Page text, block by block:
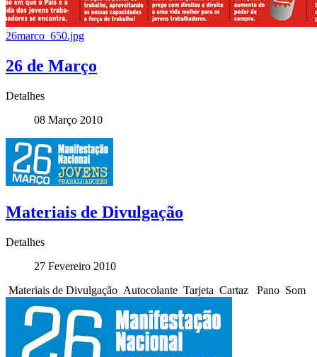
26marco_650.jpg
26 de Março
Detalhes
08 Março 2010
Materiais de Divulgação
Detalhes
27 Fevereiro 2010
Materiais de Divulgação Autocolante Tarjeta Cartaz Pano Som